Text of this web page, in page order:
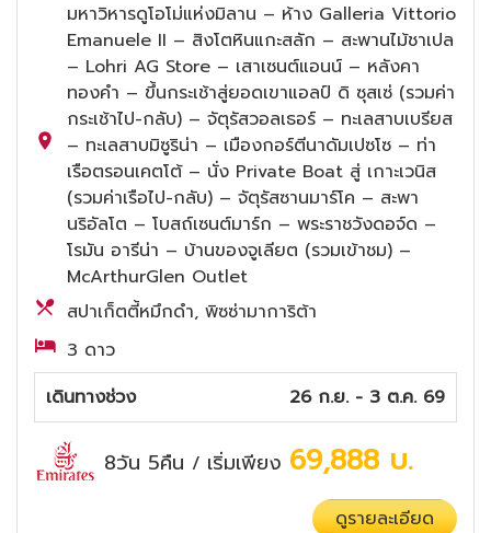
มหาวิหารดูโอโม่แห่งมิลาน – ห้าง Galleria Vittorio
Emanuele II – สิงโตหินแกะสลัก – สะพานไม้ชาเปล
– Lohri AG Store – เสาเซนต์แอนน์ – หลังคา
ทองคำ – ขึ้นกระเช้าสู่ยอดเขาแอลป์ ดิ ซุสเซ่ (รวมค่า
กระเช้าไป-กลับ) – จัตุรัสวอลเธอร์ – ทะเลสาบเบรียส
– ทะเลสาบมิซูริน่า – เมืองกอร์ตีนาดัมเปซโซ – ท่า
เรือตรอนเคตโต้ – นั่ง Private Boat สู่ เกาะเวนิส
(รวมค่าเรือไป-กลับ) – จัตุรัสซานมาร์โค – สะพา
นริอัลโต – โบสถ์เซนต์มาร์ก – พระราชวังดอจ์ด –
โรมัน อารีน่า – บ้านของจูเลียต (รวมเข้าชม) –
McArthurGlen Outlet
สปาเก็ตตี้หมึกดำ, พิซซ่ามาการิต้า
3 ดาว
เดินทางช่วง
26 ก.ย. - 3 ต.ค. 69
8วัน 5คืน / เริ่มเพียง 69,888 บ.
ดูรายละเอียด